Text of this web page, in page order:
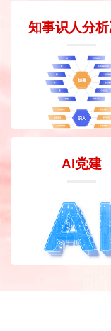
知事识人分
AI党建